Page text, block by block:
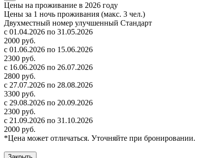
Цены на проживание в 2026 году
Цены за 1 ночь проживания (макс. 3 чел.)
Двухместный номер улучшенный Стандарт
с 01.04.2026 по 31.05.2026
2000 руб.
с 01.06.2026 по 15.06.2026
2300 руб.
с 16.06.2026 по 26.07.2026
2800 руб.
с 27.07.2026 по 28.08.2026
3300 руб.
с 29.08.2026 по 20.09.2026
2300 руб.
с 21.09.2026 по 31.10.2026
2000 руб.
*Цена может отличаться. Уточняйте при бронировании.